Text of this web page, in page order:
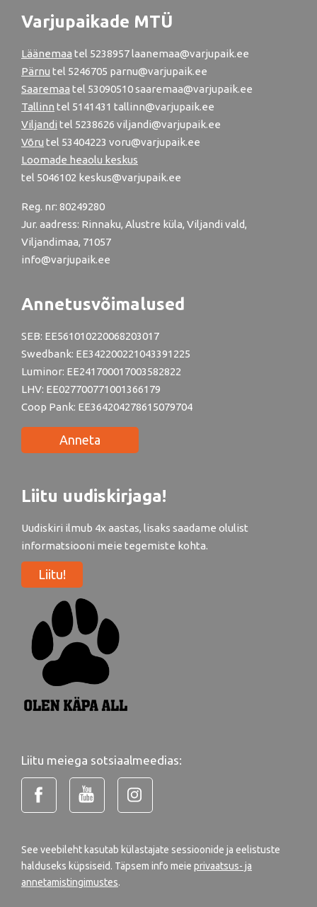
Varjupaikade MTÜ
Läänemaa tel 5238957 laanemaa@varjupaik.ee
Pärnu tel 5246705 parnu@varjupaik.ee
Saaremaa tel 53090510 saaremaa@varjupaik.ee
Tallinn tel 5141431 tallinn@varjupaik.ee
Viljandi tel 5238626 viljandi@varjupaik.ee
Võru tel 53404223 voru@varjupaik.ee
Loomade heaolu keskus
tel 5046102 keskus@varjupaik.ee
Reg. nr: 80249280
Jur. aadress: Rinnaku, Alustre küla, Viljandi vald,
Viljandimaa, 71057
info@varjupaik.ee
Annetusvõimalused
SEB: EE561010220068203017
Swedbank: EE342200221043391225
Luminor: EE241700017003582822
LHV: EE027700771001366179
Coop Pank: EE364204278615079704
Anneta
Liitu uudiskirjaga!
Uudiskiri ilmub 4x aastas, lisaks saadame olulist
informatsiooni meie tegemiste kohta.
Liitu!
Liitu meiega sotsiaalmeedias:
See veebileht kasutab külastajate sessioonide ja eelistuste
halduseks küpsiseid. Täpsem info meie privaatsus- ja
annetamistingimustes.